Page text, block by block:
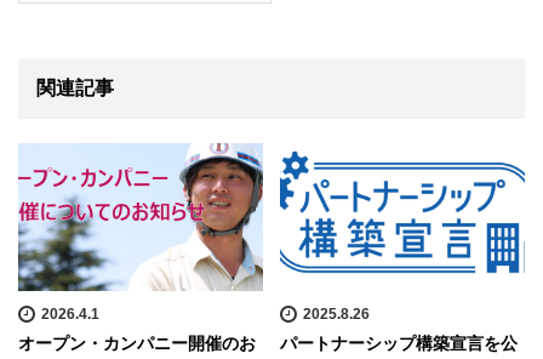
関連記事
2026.4.1
オープン・カンパニー開催のお
2025.8.26
パートナーシップ構築宣言を公